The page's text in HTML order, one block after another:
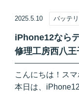
2025.5.10 バッテ
iPhone12なら
修理工房西八王
こんにちは！ス
本日は、